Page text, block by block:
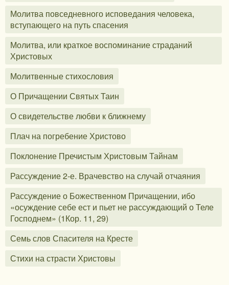
Молитва повседневного исповедания человека,
вступающего на путь спасения
Молитва, или краткое воспоминание страданий
Христовых
Молитвенные стихословия
О Причащении Святых Таин
О свидетельстве любви к ближнему
Плач на погребение Христово
Поклонение Пречистым Христовым Тайнам
Рассуждение 2-е. Врачевство на случай отчаяния
Рассуждение о Божественном Причащении, ибо
«осуждение себе ест и пьет не рассуждающий о Теле
Господнем» (1Кор. 11, 29)
Семь слов Спасителя на Кресте
Стихи на страсти Христовы